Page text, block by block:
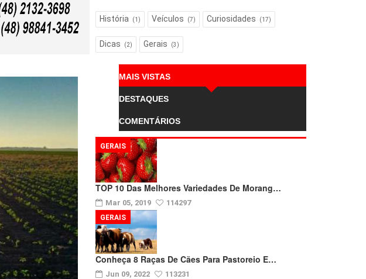
História (1) Veículos (7) Curiosidades (17)
Dicas (2) Gerais (3)
MAIS VISTAS
DESTAQUES
COMENTÁRIOS
TOP 10 Das Melhores Variedades De Morang…
Mar 05, 2019 114297
GERAIS
Conheça 8 Raças De Cães Para Pastoreio E…
Jun 09, 2022 113231
GERAIS